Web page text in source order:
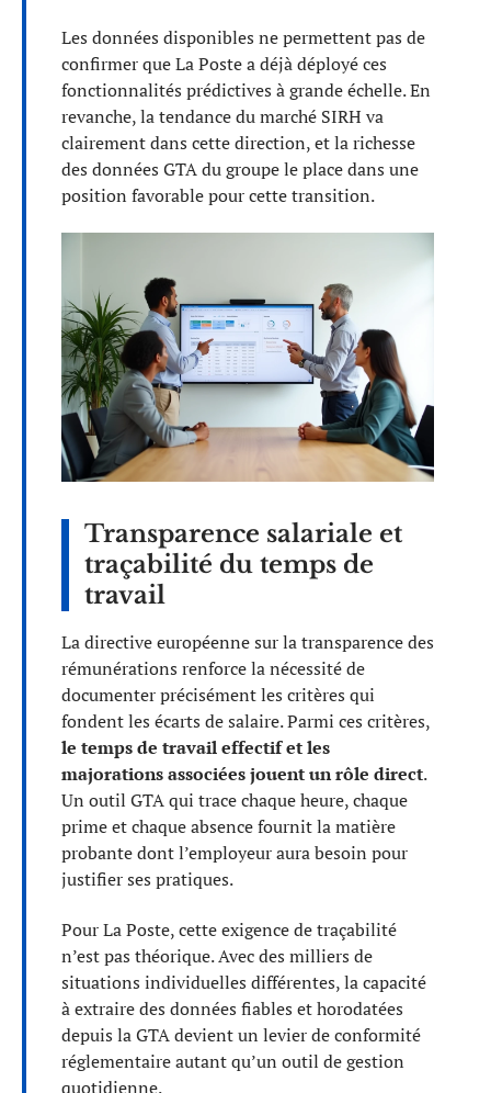
Les données disponibles ne permettent pas de
confirmer que La Poste a déjà déployé ces
fonctionnalités prédictives à grande échelle. En
revanche, la tendance du marché SIRH va
clairement dans cette direction, et la richesse
des données GTA du groupe le place dans une
position favorable pour cette transition.
Transparence salariale et
traçabilité du temps de
travail
La directive européenne sur la transparence des
rémunérations renforce la nécessité de
documenter précisément les critères qui
fondent les écarts de salaire. Parmi ces critères,
le temps de travail effectif et les
majorations associées jouent un rôle direct.
Un outil GTA qui trace chaque heure, chaque
prime et chaque absence fournit la matière
probante dont l’employeur aura besoin pour
justifier ses pratiques.
Pour La Poste, cette exigence de traçabilité
n’est pas théorique. Avec des milliers de
situations individuelles différentes, la capacité
à extraire des données fiables et horodatées
depuis la GTA devient un levier de conformité
réglementaire autant qu’un outil de gestion
quotidienne.